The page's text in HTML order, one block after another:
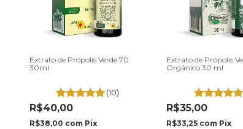
Extrato de Própolis Verde 70
30ml
(10)
R$40,00
R$38,00 com Pix
Extrato de Própolis
Orgânico 30 ml
R$35,00
R$33,25 com Pix